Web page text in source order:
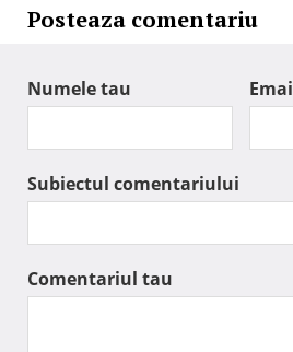
Posteaza comentariu
Numele tau
Subiectul comentariului
Comentariul tau